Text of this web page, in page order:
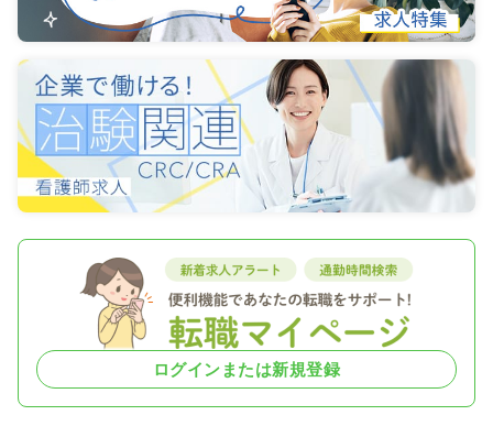
ログインまたは新規登録